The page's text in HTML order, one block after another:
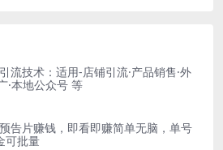
流技术：适用-店铺引流·产品销售·外
·本地公众号 等
告片赚钱，即看即赚简单无脑，单号
可批量